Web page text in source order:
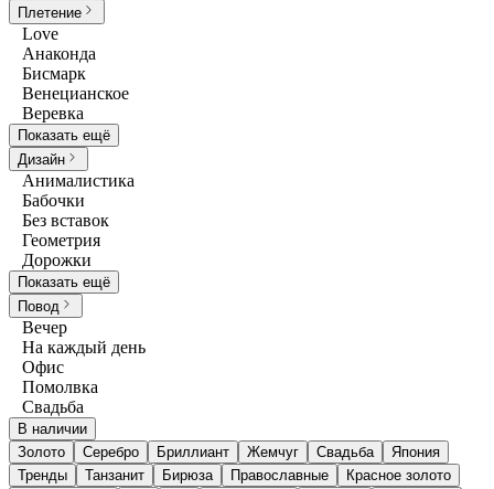
Плетение
Love
Анаконда
Бисмарк
Венецианское
Веревка
Показать ещё
Дизайн
Анималистика
Бабочки
Без вставок
Геометрия
Дорожки
Показать ещё
Повод
Вечер
На каждый день
Офис
Помолвка
Свадьба
В наличии
Золото
Серебро Бриллиант Жемчуг Свадьба
Япония
Тренды
Танзанит Бирюза Православные
Красное золото